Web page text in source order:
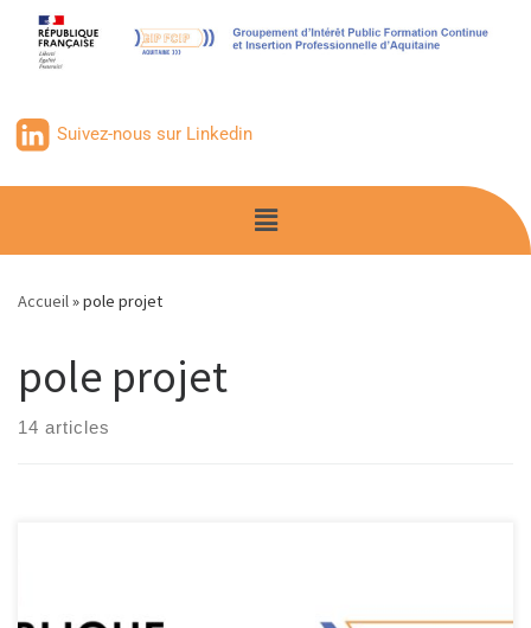
principal
Suivez-nous sur Linkedin
Accueil»pole projet
pole projet
14 articles